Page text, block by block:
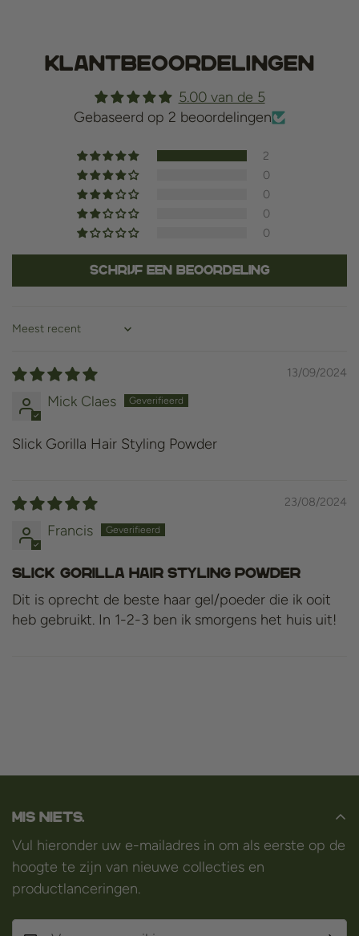
Klantbeoordelingen
5.00 van de 5
Gebaseerd op 2 beoordelingen
2
0
0
0
0
Schrijf een beoordeling
Sort by
13/09/2024
Mick Claes
Slick Gorilla Hair Styling Powder
23/08/2024
Francis
Slick Gorilla Hair Styling Powder
Dit is oprecht de beste haar gel/poeder die ik ooit
heb gebruikt. In 1-2-3 ben ik smorgens het huis uit!
Mis niets.
Vul hieronder uw e-mailadres in om als eerste op de
hoogte te zijn van nieuwe collecties en
productlanceringen.